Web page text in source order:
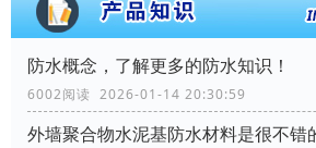
防水概念，了解更多的防水知识！
6002阅读 2026-01-14 20:30:59
外墙聚合物水泥基防水材料是很不错